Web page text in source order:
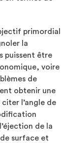
primordial
la
puissent être
voire
de
obtenir une
l’angle de
de la
surface et